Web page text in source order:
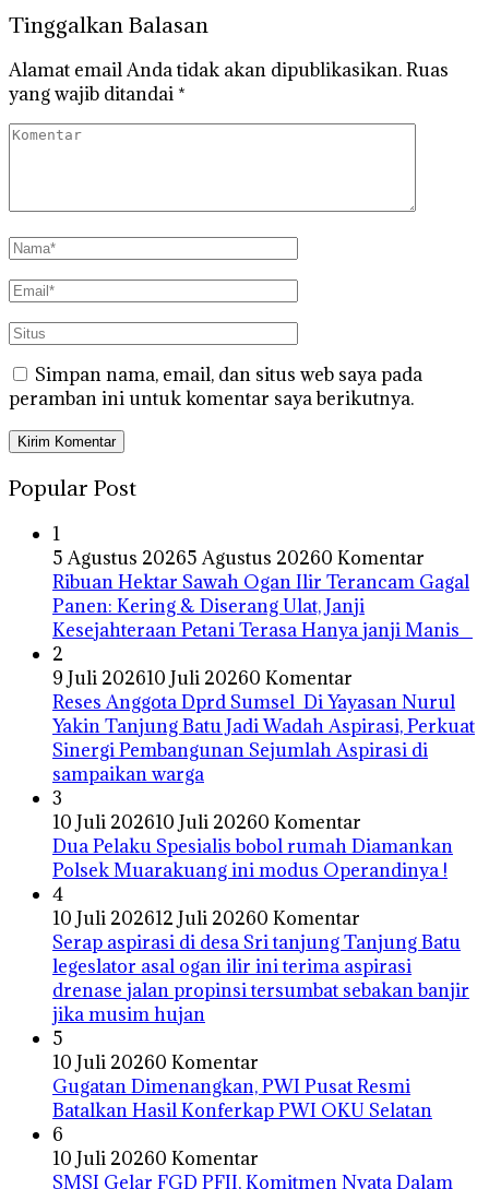
Tinggalkan Balasan
Alamat email Anda tidak akan dipublikasikan.Ruas
yang wajib ditandai *
Simpan nama, email, dan situs web saya pada
peramban ini untuk komentar saya berikutnya.
Popular Post
1
5 Agustus 20265 Agustus 20260 Komentar
Ribuan Hektar Sawah Ogan Ilir Terancam Gagal
Panen: Kering & Diserang Ulat, Janji
Kesejahteraan Petani Terasa Hanya janji Manis
2
9 Juli 202610 Juli 20260 Komentar
Reses Anggota Dprd Sumsel Di Yayasan Nurul
Yakin Tanjung Batu Jadi Wadah Aspirasi, Perkuat
Sinergi Pembangunan Sejumlah Aspirasi di
sampaikan warga
3
10 Juli 202610 Juli 20260 Komentar
Dua Pelaku Spesialis bobol rumah Diamankan
Polsek Muarakuang ini modus Operandinya !
4
10 Juli 202612 Juli 20260 Komentar
Serap aspirasi di desa Sri tanjung Tanjung Batu
legeslator asal ogan ilir ini terima aspirasi
drenase jalan propinsi tersumbat sebakan banjir
jika musim hujan
5
10 Juli 20260 Komentar
Gugatan Dimenangkan, PWI Pusat Resmi
Batalkan Hasil Konferkap PWI OKU Selatan
6
10 Juli 20260 Komentar
SMSI Gelar FGD PFII, Komitmen Nyata Dalam